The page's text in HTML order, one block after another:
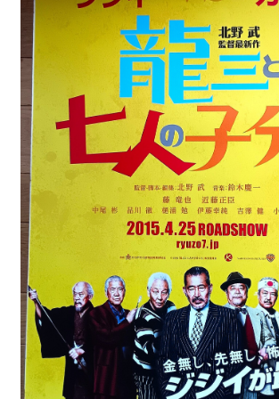
キ
ッ
プ
プしねとろ倶楽部について
リンクの旅